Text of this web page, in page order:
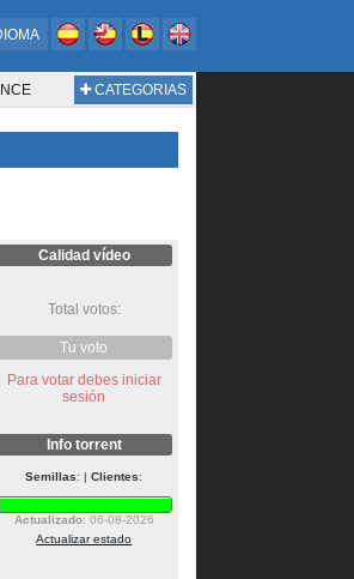
CATEGORIAS
Calidad vídeo
Total votos:
Tu voto
Para votar debes iniciar
sesión
Info torrent
Semillas: |Clientes:
Actualizado: 06-08-2026
Actualizar estado